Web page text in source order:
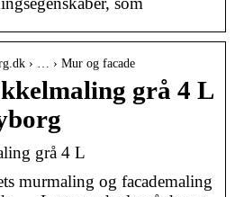
› … › Mur og facade
grå 4 L
grå 4 L
murmaling og facademaling